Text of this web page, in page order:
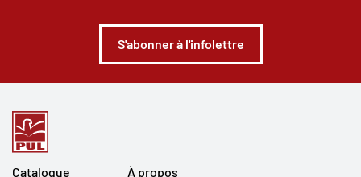
S'abonner à l'infolettre
Catalogue À propos